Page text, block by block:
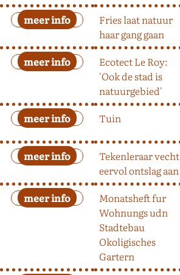
Fries laat natuur
haar gang gaan
Ecotect Le Roy:
'Ook de stad is
natuurgebied'
Tuin
Tekenleraar vecht
eervol ontslag aan
Monatsheft fur
Wohnungs udn
Stadtebau
Okoligisches
Gartern